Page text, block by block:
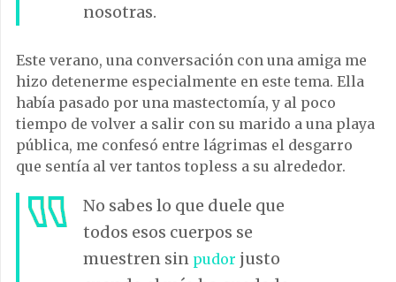
nosotras.
Este verano, una conversación con una amiga me
hizo detenerme especialmente en este tema. Ella
había pasado por una mastectomía, y al poco
tiempo de volver a salir con su marido a una playa
pública, me confesó entre lágrimas el desgarro
que sentía al ver tantos topless a su alrededor.
No sabes lo que duele que
todos esos cuerpos se
muestren sin pudor justo